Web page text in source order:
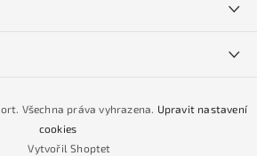
ESSOX
Vytvořil Shoptet
. Všechna práva vyhrazena. Upravit nastavení
cookies